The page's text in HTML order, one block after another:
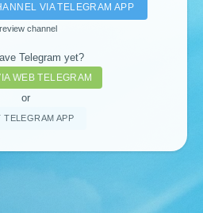
VIA TELEGRAM APP
channel
Telegram yet?
WEB TELEGRAM
or
TELEGRAM APP